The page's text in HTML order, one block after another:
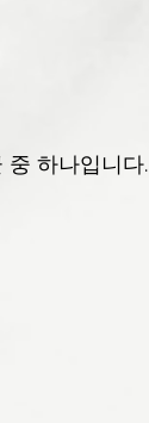
하나입니다.